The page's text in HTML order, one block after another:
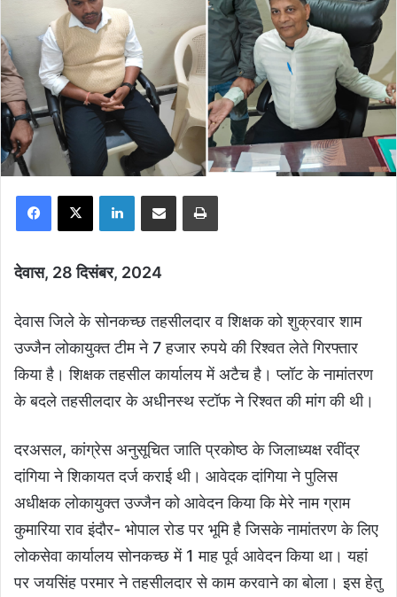
Facebook
X LinkedInShare via Email Print
देवास, 28 दिसंबर, 2024
देवास जिले के सोनकच्छ तहसीलदार व शिक्षक को शुक्रवार शाम
उज्जैन लोकायुक्त टीम ने 7 हजार रुपये की रिश्वत लेते गिरफ्तार
किया है। शिक्षक तहसील कार्यालय में अटैच है। प्लॉट के नामांतरण
के बदले तहसीलदार के अधीनस्थ स्टॉफ ने रिश्वत की मांग की थी।
दरअसल, कांग्रेस अनुसूचित जाति प्रकोष्ठ के जिलाध्यक्ष रवींद्र
दांगिया ने शिकायत दर्ज कराई थी। आवेदक दांगिया ने पुलिस
अधीक्षक लोकायुक्त उज्जैन को आवेदन किया कि मेरे नाम ग्राम
कुमारिया राव इंदौर- भोपाल रोड पर भूमि है जिसके नामांतरण के लिए
लोकसेवा कार्यालय सोनकच्छ में 1 माह पूर्व आवेदन किया था। यहां
पर जयसिंह परमार ने तहसीलदार से काम करवाने का बोला। इस हेतु